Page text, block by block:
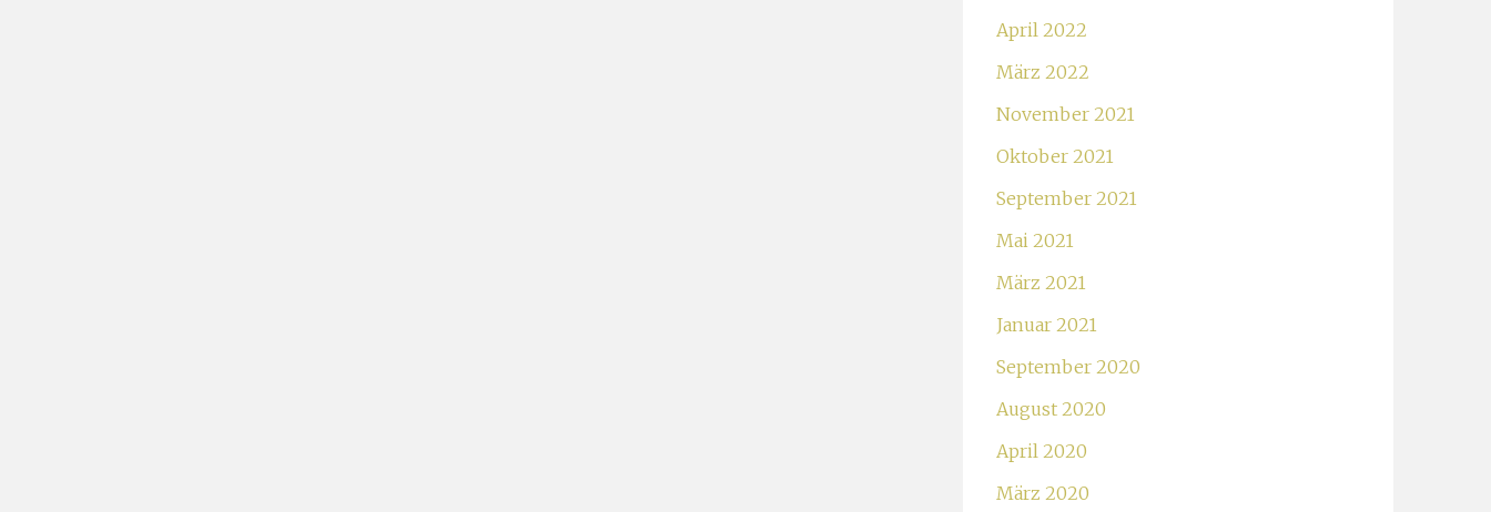
April 2022
März 2022
November 2021
Oktober 2021
September 2021
Mai 2021
März 2021
Januar 2021
September 2020
August 2020
April 2020
März 2020